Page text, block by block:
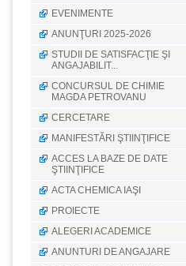
EVENIMENTE
ANUNŢURI 2025-2026
STUDII DE SATISFACŢIE ŞI
ANGAJABILIT...
CONCURSUL DE CHIMIE
MAGDA PETROVANU
CERCETARE
MANIFESTĂRI ŞTIINŢIFICE
ACCES LA BAZE DE DATE
ŞTIINŢIFICE
ACTA CHEMICA IAŞI
PROIECTE
ALEGERI ACADEMICE
ANUNTURI DE ANGAJARE